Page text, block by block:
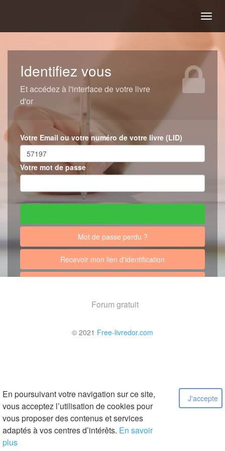
En poursuivant votre navigation sur ce site,
vous acceptez l’utilisation de cookies pour
vous proposer des contenus et services
adaptés à vos centres d’intérêts. En savoir
plus
J'accepte
Identifiez vous
Et accédez à l'interface de votre livre
d'or
Votre Email ou votre numéro de votre livre (LID)
Votre mot de passe
Mot de passe perdu ?
Recevoir mon lien d'identification
Forum gratuit
© 2021 Free-livredor.com